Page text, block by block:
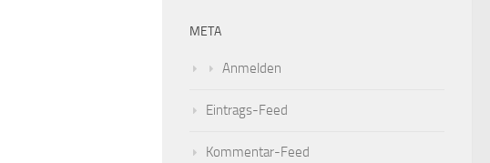
META
Anmelden
Eintrags-Feed
Kommentar-Feed